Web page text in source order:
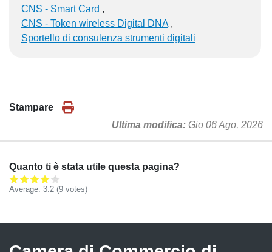
CNS - Smart Card
CNS - Token wireless Digital DNA
Sportello di consulenza strumenti digitali
Stampare
Ultima modifica
Gio 06 Ago, 2026
Quanto ti è stata utile questa pagina?
Average: 3.2 (9 votes)